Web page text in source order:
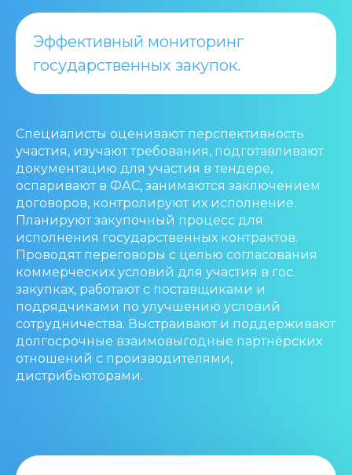
Эффективный мониторинг
государственных закупок.
Специалисты оценивают перспективность
участия, изучают требования, подготавливают
документацию для участия в тендере,
оспаривают в ФАС, занимаются заключением
договоров, контролируют их исполнение.
Планируют закупочный процесс для
исполнения государственных контрактов.
Проводят переговоры с целью согласования
коммерческих условий для участия в гос.
закупках, работают с поставщиками и
подрядчиками по улучшению условий
сотрудничества. Выстраивают и поддерживают
долгосрочные взаимовыгодные партнёрских
отношений с производителями,
дистрибьюторами.